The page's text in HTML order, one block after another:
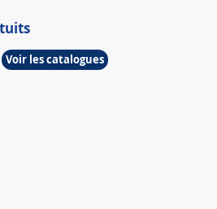
Voir les catalogues